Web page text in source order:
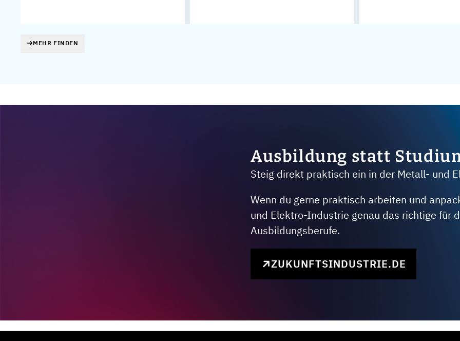
MEHR FINDEN
Ausbildung statt
Steig direkt praktisch ein in der Metall- und
Wenn du gerne praktisch arbeiten und
und Elektro-Industrie genau das richtige für
Ausbildungsberufe.
ZUKUNFTSINDUSTRIE.DE